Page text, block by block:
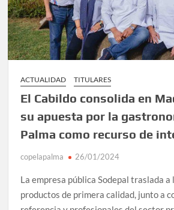
ACTUALIDAD TITULARES
El Cabildo consolida en
su apuesta por la
Palma como recurso de
copelapalma 26/01/2024
La empresa pública Sodepal traslada
productos de primera calidad, junto a